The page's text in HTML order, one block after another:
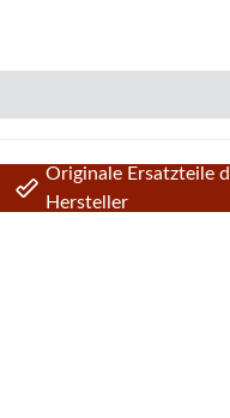
Originale Ersatzteile
Hersteller